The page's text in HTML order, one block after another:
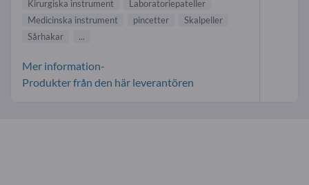
Kirurgiska instrument
Laboratoriepateller
Medicinska instrument
pincetter
Skalpeller
Sårhakar
...
Mer information-
Produkter från den här leverantören